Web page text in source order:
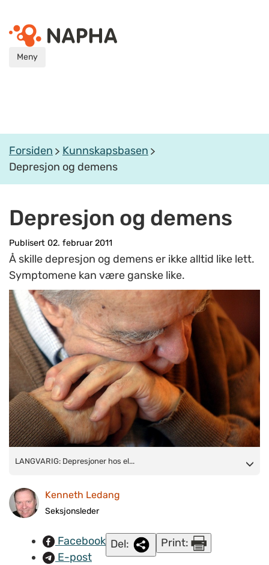
Meny
Forsiden
Kunnskapsbasen
Depresjon og demens
Depresjon og demens
Publisert 02. februar 2011
Å skille depresjon og demens er ikke alltid like lett.
Symptomene kan være ganske like.
LANGVARIG: Depresjoner hos eldre har en tendens til å bli
LANGVARIG: Depresjoner hos el...
Kenneth Ledang
Seksjonsleder
Facebook
E-post
Del: Print: